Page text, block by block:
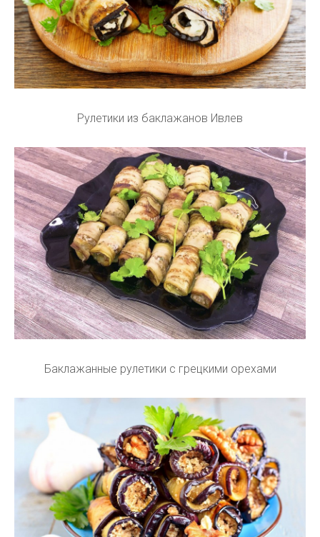
Рулетики из баклажанов Ивлев
Баклажанные рулетики с грецкими орехами